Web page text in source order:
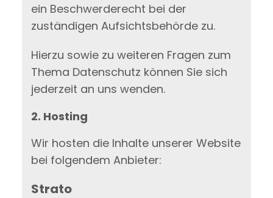
ein Beschwerderecht bei der
zuständigen Aufsichtsbehörde zu.
Hierzu sowie zu weiteren Fragen zum
Thema Datenschutz können Sie sich
jederzeit an uns wenden.
2. Hosting
Wir hosten die Inhalte unserer Website
bei folgendem Anbieter:
Strato